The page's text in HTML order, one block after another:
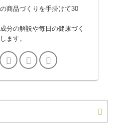
商品づくりを手掛けて30
分の解説や毎日の健康づく
ます。